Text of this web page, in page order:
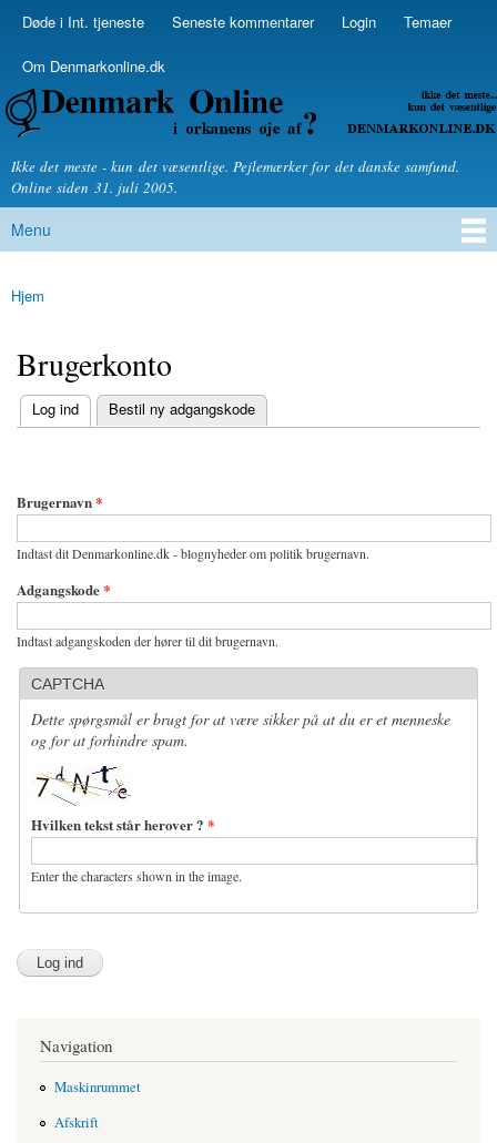
Skip to
Secondary menu
Døde i Int. tjeneste Seneste kommentarer Login Temaer
Om Denmarkonline.dk
Denmarkonline.dk - blognyheder om politik
Ikke det meste - kun det væsentlige. Pejlemærker for det danske samfund.
Online siden 31. juli 2005.
Main menu
Menu
You are here
Hjem
Brugerkonto
Primary tabs
Log ind
(active tab) Bestil ny adgangskode
Brugernavn*
Indtast dit Denmarkonline.dk - blognyheder om politik brugernavn.
Adgangskode*
Indtast adgangskoden der hører til dit brugernavn.
CAPTCHA
Dette spørgsmål er brugt for at være sikker på at du er et menneske
og for at forhindre spam.
Hvilken tekst står herover ? *
Enter the characters shown in the image.
Navigation
Maskinrummet
Afskrift